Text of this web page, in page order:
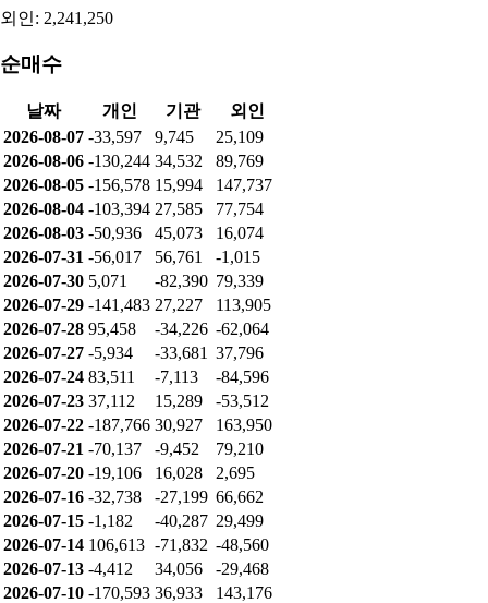
외인: 2,241,250
순매수
날짜 개인 기관
외인
2026-08-07 -33,597 9,745
25,109
2026-08-06 -130,244 34,532
89,769
2026-08-05 -156,578 15,994
147,737
2026-08-04 -103,394 27,585
77,754
2026-08-03 -50,936 45,073
16,074
2026-07-31 -56,017 56,761
-1,015
2026-07-30 5,071 -82,390 79,339
2026-07-29 -141,483 27,227
113,905
2026-07-28 95,458 -34,226 -62,064
2026-07-27 -5,934 -33,681 37,796
2026-07-24 83,511 -7,113
-84,596
2026-07-23 37,112 15,289
-53,512
2026-07-22 -187,766 30,927
163,950
2026-07-21 -70,137 -9,452
79,210
2026-07-20 -19,106 16,028
2,695
2026-07-16 -32,738 -27,199 66,662
2026-07-15 -1,182 -40,287 29,499
2026-07-14 106,613 -71,832 -48,560
2026-07-13 -4,412 34,056
-29,468
2026-07-10 -170,593 36,933
143,176